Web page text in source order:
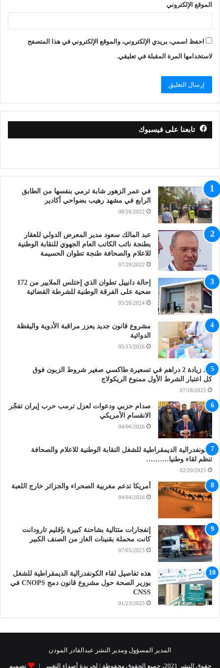
الموقع الإلكتروني
احفظ اسمي، بريدي الإلكتروني، والموقع الإلكتروني في هذا المتصفح
لاستخدامها المرة المقبلة في تعليقي.
تابعنا على فيسبوك
في عمر الزهور شابة ترمي بنفسها من الطابق
الرابع في مشهد رهيب بضواحي أكادير
08/26/2022
عبد المالك سعود مدير المعرض الدولي للعقار
بطنجة نائب الكاتب العام الجهوي للنقابة الوطنية
للاعلام والصحافة طنجة تطوان الحسيمة
07/29/2022
إحالة دانييل تطوان الذي إختلس الملايير من 172
ضحية على الفرقة الوطنية للشرطة القضائية
05/26/2024
مشروع قانون جديد يعزز مراقبة الأدوية واليقظة
الدوائية
05/15/2026
بعد زيادة 2 دراهم في تسعيرة طاكسي صغير شروط الزبون فوق
كل اعتبار الشرط الأول ممنوع الريكولاج
07/18/2025
صدام حزبي ودعوات لعزل ترمب حرب إيران تفجّر
الانقسام الأمريكي
04/06/2026
الكونفدرالية الديمقراطية للشغل النقابة الوطنية للاعلام والصحافة
تنظم لقاء وطنيا……….
02/20/2025
أمريكا تدعم مغربية الصحراء والجزائر خارج اللعبة
04/04/2026
إنفجارات متتالية بشاحنة كبيرة بإقليم تارودانت
كانت محملة بقنينات الغاز من الصنف الكبير
07/05/2023
هذه تفاصيل لقاء الكونفدرالية الديمقراطية للشغل
بوزير الصحة حول مشروع قانون دمج CNOPS في
CNSS
01/23/2025
المدير المسؤول ومدير النشر عبدالقادر المودن
حقوق النشر 2021، جميع الحقوق محفوظة | لجريدة أصداء التغيير | تصميم